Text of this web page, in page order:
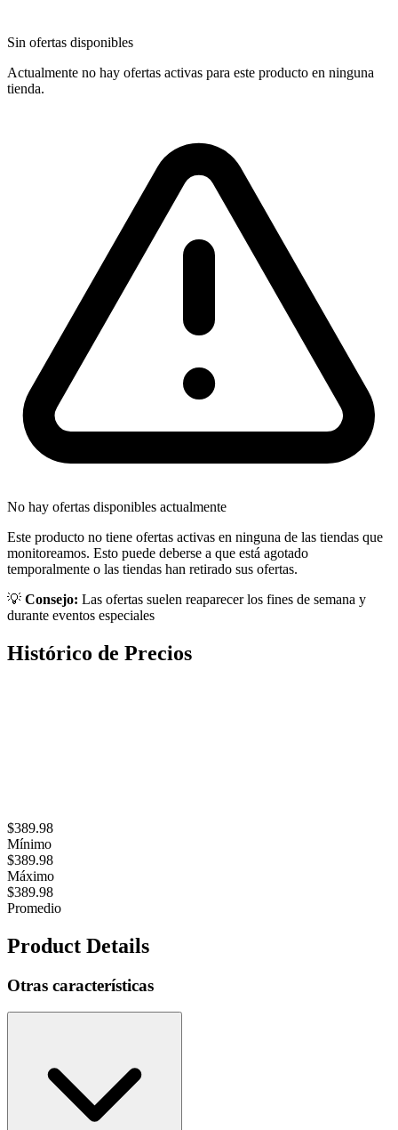
Sin ofertas disponibles
Actualmente no hay ofertas activas para este producto en ninguna
tienda.
No hay ofertas disponibles actualmente
Este producto no tiene ofertas activas en ninguna de las tiendas que
monitoreamos. Esto puede deberse a que está agotado
temporalmente o las tiendas han retirado sus ofertas.
💡 Consejo: Las ofertas suelen reaparecer los fines de semana y
durante eventos especiales
Histórico de Precios
$389.98
Mínimo
$389.98
Máximo
$389.98
Promedio
Product Details
Otras características